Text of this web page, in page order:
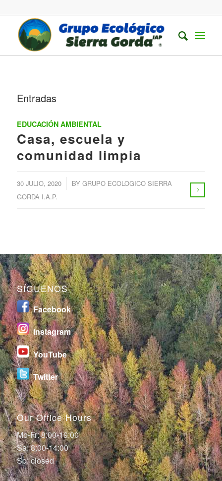
Entradas
EDUCACIÓN AMBIENTAL
Casa, escuela y
comunidad limpia
30 JULIO, 2020 BY GRUPO ECOLOGICO SIERRA
GORDA I.A.P.
SÍGUENOS
Facebook
Instagram
YouTube
Twitter
Our Office Hours
Mo-Fr: 8:00-19:00
Sa: 8:00-14:00
So: closed